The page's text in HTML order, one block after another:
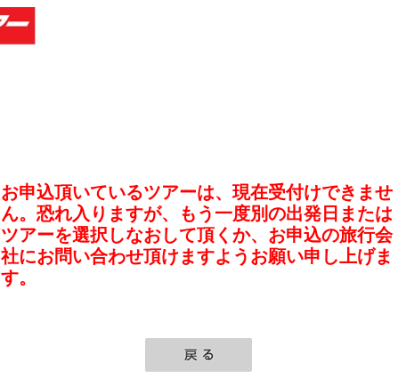
お申込頂いているツアーは、現在受付けできませ
ん。恐れ入りますが、もう一度別の出発日または
ツアーを選択しなおして頂くか、お申込の旅行会
社にお問い合わせ頂けますようお願い申し上げま
す。